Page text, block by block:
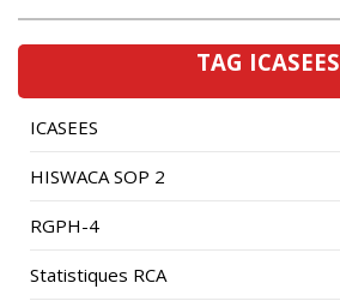
TAG ICASEES
ICASEES
HISWACA SOP 2
RGPH-4
Statistiques RCA